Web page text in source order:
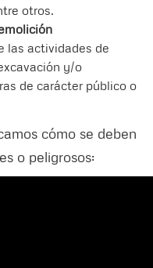
otros.
las actividades de
y/o
de carácter público o
cómo se deben
o peligrosos: